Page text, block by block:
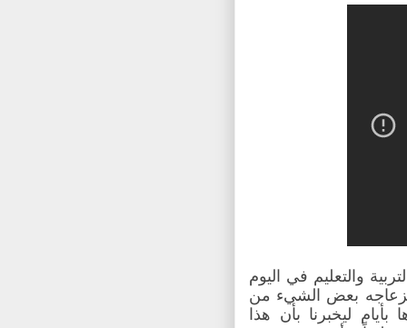
والتعليم في اليوم
انزعاجه بعض الشيء من
ليخبرنا بأن هذا